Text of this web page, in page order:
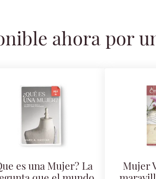
ahora por
es una Mujer? La
Mujer